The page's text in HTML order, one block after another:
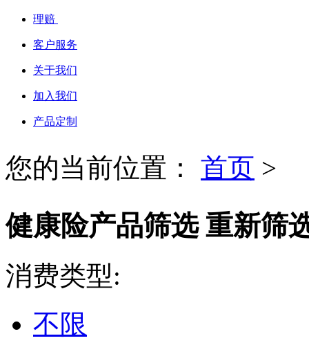
理赔
客户服务
关于我们
加入我们
产品定制
您的当前位置： 首页 >
健康险产品筛选 重新筛
消费类型:
不限